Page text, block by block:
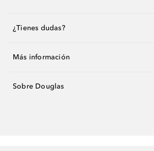
¿Tienes dudas?
Más información
Sobre Douglas